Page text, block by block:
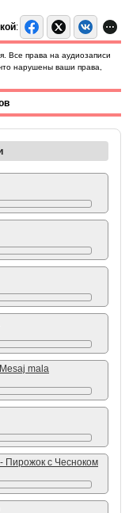
:
Все права на аудиозаписи
нарушены ваши права,
mala
- Пирожок с Чесноком